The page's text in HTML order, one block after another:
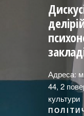
Адреса:
44, 2
культури